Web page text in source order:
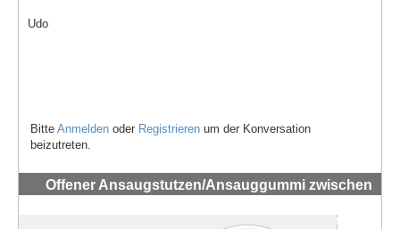
Udo
Bitte Anmelden oder Registrieren um der Konversation
beizutreten.
Offener Ansaugstutzen/Ansauggummi zwischen
#72236